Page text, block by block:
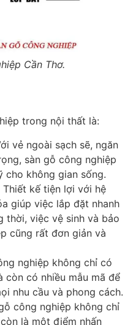
Cần Thơ.
trong nội thất là:
vẻ ngoài sạch sẽ, ngăn
sàn gỗ công nghiệp
cho không gian sống.
Thiết kế tiện lợi với hệ
giúp việc lắp đặt nhanh
thời, việc vệ sinh và bảo
cũng rất đơn giản và
nghiệp không chỉ có
còn có nhiều mẫu mã để
nhu cầu và phong cách.
công nghiệp không chỉ
là một điểm nhấn